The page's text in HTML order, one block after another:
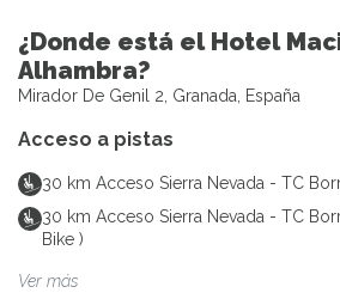
¿Donde está el Hotel
Alhambra?
Mirador De Genil 2, Granada, España
Acceso a pistas
30 km Acceso Sierra Nevada - TC
30 km Acceso Sierra Nevada - TC
Bike )
Ver más